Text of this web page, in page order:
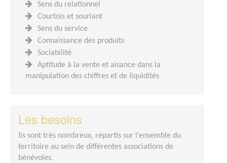
Sens du relationnel
Courtois et souriant
Sens du service
Connaissance des produits
Sociabilité
Aptitude à la vente et aisance dans la
manipulation des chiffres et de liquidités
Les besoins
Ils sont très nombreux, répartis sur l’ensemble du
territoire au sein de différentes associations de
bénévoles.